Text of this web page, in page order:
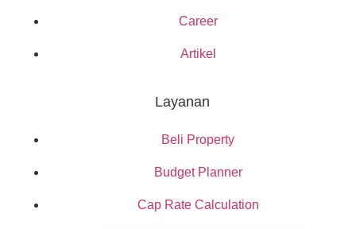
Career
Artikel
Layanan
Beli Property
Budget Planner
Cap Rate Calculation